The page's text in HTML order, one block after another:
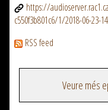
https://
c550f3b801c6/1/2018-06-23-
RSS feed
Veure més